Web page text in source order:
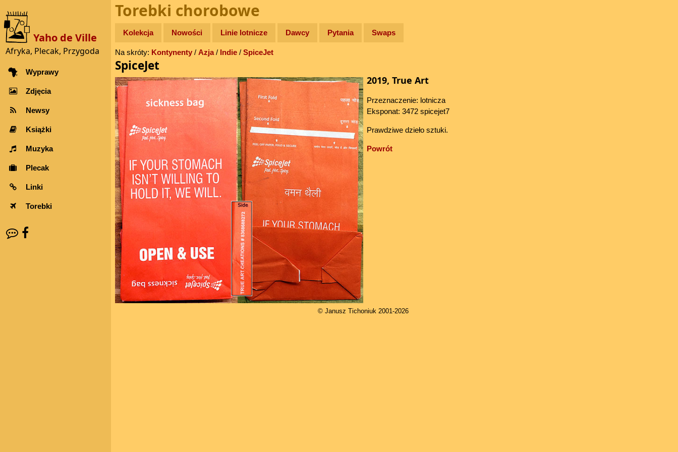
Yaho de Ville
Afryka, Plecak, Przygoda
Wyprawy
Zdjęcia
Newsy
Książki
Muzyka
Plecak
Linki
Torebki
Torebki chorobowe
Kolekcja Nowości Linie lotnicze Dawcy Pytania Swaps
Na skróty: Kontynenty/ Azja/ Indie/ SpiceJet
SpiceJet
2019, True Art
Przeznaczenie: lotnicza
Eksponat: 3472 spicejet7
Prawdziwe dzieło sztuki.
Powrót
© Janusz Tichoniuk 2001-2026